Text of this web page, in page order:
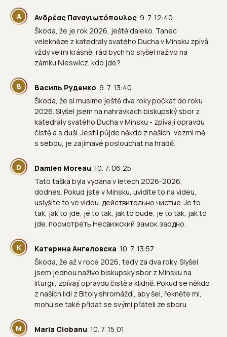
Α Ανδρέας Παναγιωτόπουλος 9. 7. 12:40
Škoda, že je rok 2026, ještě daleko. Tanec
velekněze z katedrály svatého Ducha v Minsku zpívá
vždy velmi krásně, rád bych ho slyšel naživo na
zámku Nieswicz. kdo jde?
В Василь Руденко 9. 7. 13:40
Škoda, že si musíme ještě dva roky počkat do roku
2026. Slyšel jsem na nahrávkách biskupský sbor z
katedrály svatého Ducha v Minsku - zpívají opravdu
čistě a s duší. Jestli půjde někdo z našich, vezmi mě
s sebou, je zajímavé poslouchat na hradě.
D Damien Moreau 10. 7. 06:25
Tato taška byla vydána v letech 2026-2026,
dodnes. Pokud jste v Minsku, uvidíte to na videu,
uslyšíte to ve videu. действительно чистые. Je to
tak, jak to jde, je to tak, jak to bude, je to tak, jak to
jde. посмотреть Несвижский замок заодно.
К Катерина Ангеловска 10. 7. 13:57
Škoda, že až v roce 2026, tedy za dva roky. Slyšel
jsem jednou naživo biskupský sbor z Minsku na
liturgii, zpívají opravdu čistě a klidně. Pokud se někdo
z našich lidí z Bitoly shromáždí, aby šel, řekněte mi,
mohu se také přidat se svými přáteli ze sboru.
M Maria Ciobanu 10. 7. 15:01